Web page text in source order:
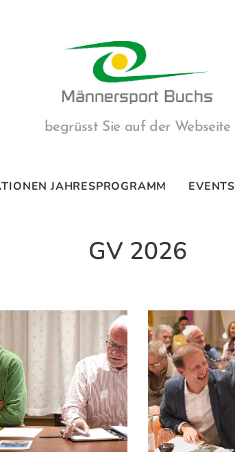
begrüsst Sie auf der Webseite
JAHRESPROGRAMM EVENTS
GV 2026